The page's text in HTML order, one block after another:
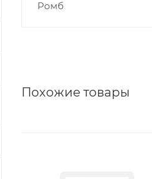
Ромб
Похожие товары